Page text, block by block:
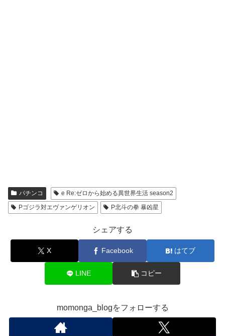
パチンコ
e Re:ゼロから始める異世界生活 season2
Pゴジラ対エヴァンゲリオン
P北斗の拳 暴凶星
シェアする
X Facebook はてブ
LINE コピー
momonga_blogをフォローする